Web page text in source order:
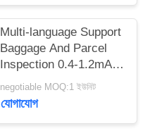
Multi-language Support
Baggage And Parcel
Inspection 0.4-1.2mA
Anode Power and
50/60Hz Power Supply
negotiable MOQ:1 ইউনিট
যোগাযোগ